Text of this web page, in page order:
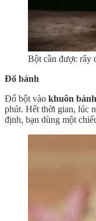
Bột cần được rây
Đổ bánh
Đổ bột vào khuôn bánh
phút. Hết thời gian, lúc
định, bạn dùng một